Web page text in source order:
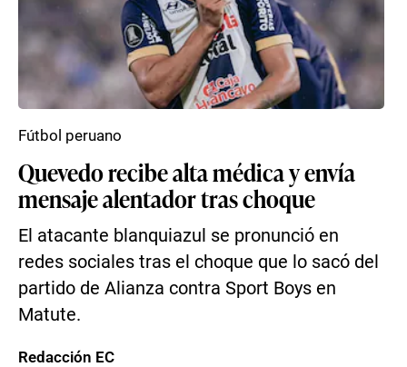
Quevedo recibe alta médica y envía
mensaje alentador tras choque
El atacante blanquiazul se pronunció en
redes sociales tras el choque que lo sacó del
partido de Alianza contra Sport Boys en
Matute.
Fútbol peruano
Redacción EC